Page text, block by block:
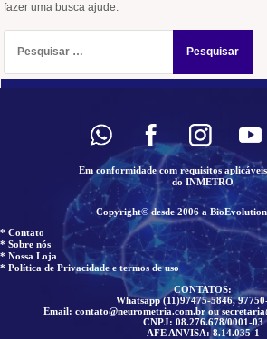
fazer uma busca ajude.
por:
Em conformidade com requisitos
do INMETRO
Copyright© desde 2006 a
* Contato
* Sobre nós
* Nossa Loja
* Política de Privacidade e termos de uso
CONTATOS:
Whatsapp (11)97475-5846,
Email: contato@neurometria.com.br ou
CNPJ: 08.276.678/0001-03
AFE ANVISA: 8.14.035-1